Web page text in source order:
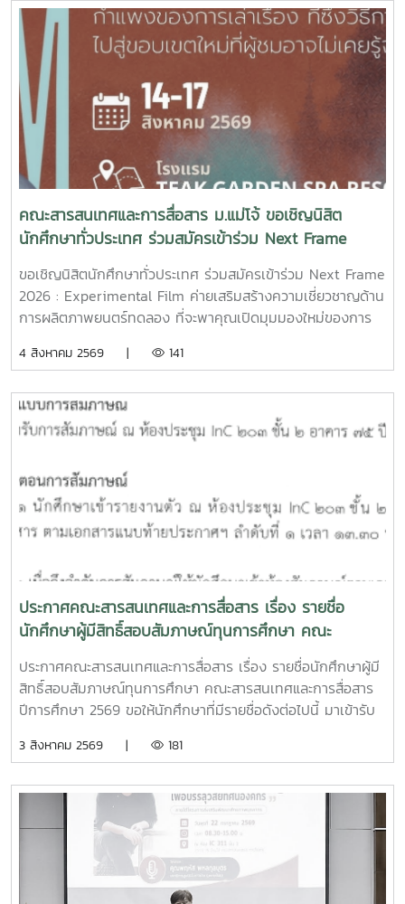
เสนอผลงานต่อหน้าคณะกรรมการ เพื่อชิงเงินรางวัลสูงสุด
50,000 บาท ภาพยนตร์สารคดีเรื่องนี้มีความยาว 17 นาที 17
วินาที กำกับภาพยนตร์สารคดี โดย กฤตกมล โสมโสดา หนัง
สารคดีเล่าเรื่องของคนขับรถบรรทุกผู้เคยทำร้ายครอบครัวจาก
ความผิดพลาดในอดีต ก่อนเลือกทุ่มเทแรงกายเพื่อซื้อและสร้าง
ธุรกิจในฝัน หวังให้ความเหนื่อยและความอดทนพาเขาไปสู่การ
ไถ่บาป และพิสูจน์ว่าคนเราสามารถเริ่มต้นใหม่ได้เสมอ คณะฯ ขอ
ร่วมเป็นกำลังใจให้กฤตกมล โสมโสดา ในการพัฒนาโครงการ
และนำเสนอผลงานในรอบต่อไป พร้อมขอแสดงความยินดีกับทั้ง
15 ทีมที่ได้รับการคัดเลือกในปีนี้ขอขอบคุณแหล่งที่มา
จาก: Bangkok International Student Film Festival -
SDOC BKKInC | MJUFacebook
:https://www.facebook.com/icmaejoWebsite
:https://infocomm.mju.ac.thWebsite MJU :www.mju.ac.th
คณะสารสนเทศและการสื่อสาร ม.แม่โจ้ ขอเชิญนิสิต
นักศึกษาทั่วประเทศ ร่วมสมัครเข้าร่วม Next Frame
2026 : Experimental Film ค่ายเสริมสร้างความ
เชี่ยวชาญด้านการผลิตภาพยนตร์ทดลอง
ขอเชิญนิสิตนักศึกษาทั่วประเทศ ร่วมสมัครเข้าร่วม Next Frame
2026 : Experimental Film ค่ายเสริมสร้างความเชี่ยวชาญด้าน
การผลิตภาพยนตร์ทดลอง ที่จะพาคุณเปิดมุมมองใหม่ของการ
ข้นโอกาสพิเศษในการเรียนรู้จาก พี่เจ้ย" อภิชาติพงศ์ วีระเศรษฐ
จากเทศกาลภาพยนตร์เมืองคานส์ พร้อมทีมวิทยากรผู้เชี่ยวชาญ
ที่จะร่วมถ่ายทอดแนวคิด กระบวนการสร้างสรรค์ และ
ประสบการณ์ตรงตลอด 4 วัน 3 คืน14–17 สิงหาคม 2569ทีค
การ์เด้น สปา รีสอร์ท จังหวัดเชียงรายเข้าร่วมฟรี! ไม่มีค่าใช้จ่าย
เปิดรับสมัครถึงวันที่ **7 สิงหาคม 2569**สมัคร
ได้ที่https://ofos-
filmcamp.web.app/camps/c1PHiqYCgpX16YnllsKuหากคุณ
ภาพยนตร์ในแบบของตัวเอง นี่คือโอกาสที่ไม่ควรพลาดInC |
MJUFacebook
:https://www.facebook.com/icmaejoWebsite
:https://infocomm.mju.ac.thWebsite MJU :www.mju.ac.th
4 สิงหาคม 2569 | 141
ประกาศคณะสารสนเทศและการสื่อสาร เรื่อง รายชื่อ
นักศึกษาผู้มีสิทธิ์สอบสัมภาษณ์ทุนการศึกษา คณะ
สารสนเทศและการสื่อสาร ปีการศึกษา 2569
ประกาศคณะสารสนเทศและการสื่อสาร เรื่อง รายชื่อนักศึกษาผู้มี
สิทธิ์สอบสัมภาษณ์ทุนการศึกษา คณะสารสนเทศและการสื่อสาร
ปีการศึกษา 2569 ขอให้นักศึกษาที่มีรายชื่อดังต่อไปนี้ มาเข้ารับ
13.30-16.30 น. ณ ห้องประชุม InC 203 ชั้น 2 คณะสารสนเทศ
นักศึกษามานั่งรอบริเวณโถงกลางชั้น 2 หน้าห้อง 203 แล้ว จนท
จะเรียกสอบตามลำดับ) หากใครไม่มารับการสัมภาษณ์จะถือว่า
ท่านสละสิทธิ์ในการขอรับทุนดังกล่าว
3 สิงหาคม 2569 | 181